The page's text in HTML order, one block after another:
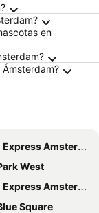
en
Ámsterdam?
- North Riverside By Ihg
West
- Arena Towers by IHG
Square